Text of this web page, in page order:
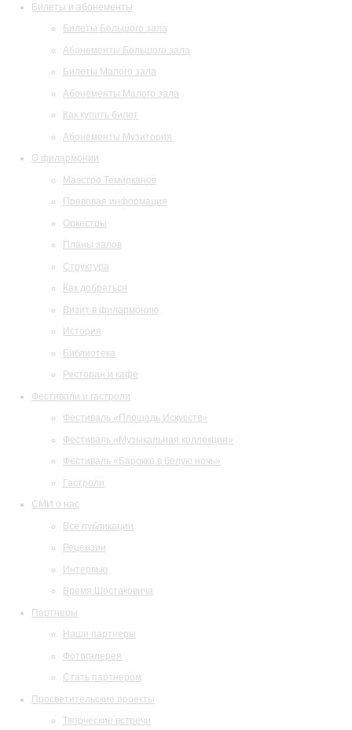
Билеты и абонементы
Билеты Большого зала
Абонементы Большого зала
Билеты Малого зала
Абонементы Малого зала
Как купить билет
Абонементы Музитория
О филармонии
Маэстро Темирканов
Правовая информация
Оркестры
Планы залов
Структура
Как добраться
Визит в филармонию
История
Библиотека
Ресторан и кафе
Фестивали и гастроли
Фестиваль «Площадь Искусств»
Фестиваль «Музыкальная коллекция»
Фестиваль «Барокко в белую ночь»
Гастроли
СМИ о нас
Все публикации
Рецензии
Интервью
Время Шостаковича
Партнеры
Наши партнеры
Фотогалерея
Стать партнером
Просветительские проекты
Творческие встречи